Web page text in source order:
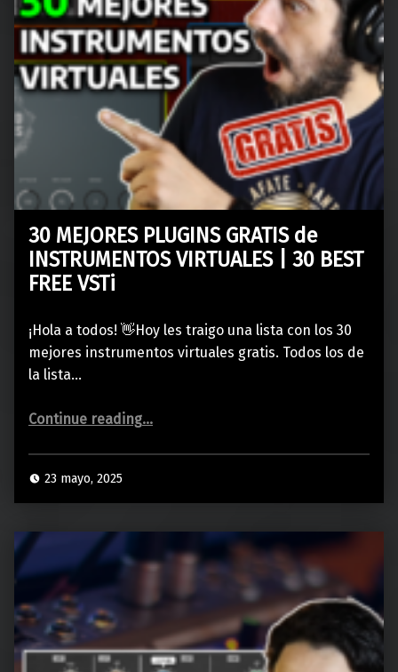
30 MEJORES PLUGINS GRATIS de
INSTRUMENTOS VIRTUALES | 30 BEST
FREE VSTi
¡Hola a todos! 👋Hoy les traigo una lista con los 30
mejores instrumentos virtuales gratis. Todos los de
la lista…
Continue reading“30 MEJORES PLUGINS GRATIS de INSTRUMENTOS VIRTUALES | 30 BEST FREE VSTi”
…
23 mayo, 2025